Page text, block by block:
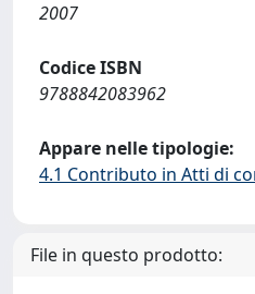
2007
Codice ISBN
9788842083962
Appare nelle tipologie:
4.1 Contributo in Atti di
File in questo prodotto: